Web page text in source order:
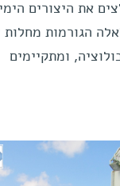
את היצורים
הגורמות מחלות
ומתקיימים